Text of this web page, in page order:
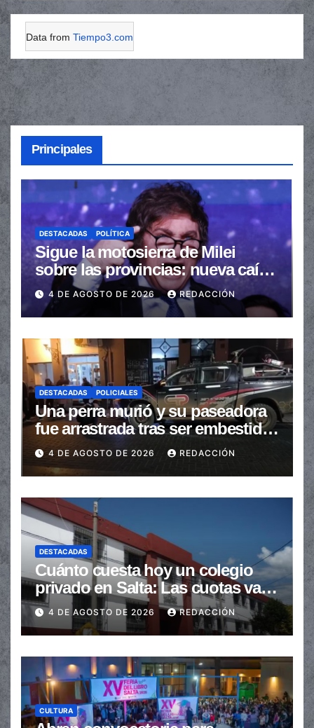
Data from Tiempo3.com
Principales
DESTACADAS POLÍTICA
Sigue la motosierra de Milei
sobre las provincias: nueva caída
de las transferencias no
automáticas
4 DE AGOSTO DE 2026 REDACCIÓN
DESTACADAS POLICIALES
Una perra murió y su paseadora
fue arrastrada tras ser embestidas
en la senda peatonal
4 DE AGOSTO DE 2026 REDACCIÓN
DESTACADAS
Cuánto cuesta hoy un colegio
privado en Salta: Las cuotas van
de $110.000 a más de $600.000
4 DE AGOSTO DE 2026 REDACCIÓN
CULTURA